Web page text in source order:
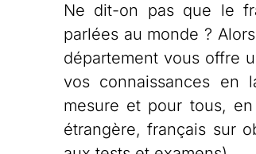
Ne dit-on pas que le
parlées au monde ?
département vous offre
vos connaissances en
mesure et pour tous,
étrangère, français sur